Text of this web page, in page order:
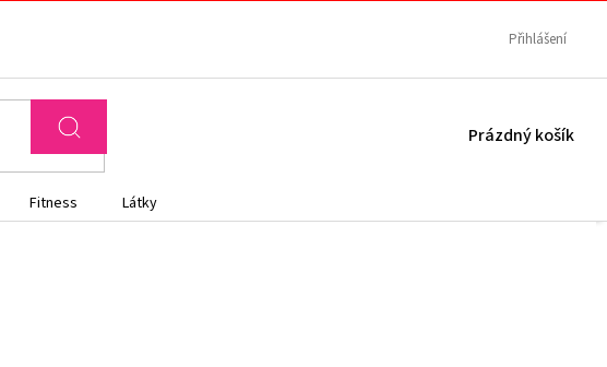
Přihlášení
NÁKUPNÍ
Prázdný košík
Fitness
Látky